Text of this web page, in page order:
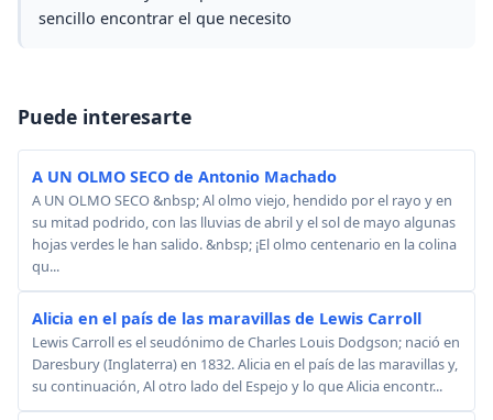
sencillo encontrar el que necesito
Puede interesarte
A UN OLMO SECO de Antonio Machado
A UN OLMO SECO &nbsp; Al olmo viejo, hendido por el rayo y en
su mitad podrido, con las lluvias de abril y el sol de mayo algunas
hojas verdes le han salido. &nbsp; ¡El olmo centenario en la colina
qu...
Alicia en el país de las maravillas de Lewis Carroll
Lewis Carroll es el seudónimo de Charles Louis Dodgson; nació en
Daresbury (Inglaterra) en 1832. Alicia en el país de las maravillas y,
su continuación, Al otro lado del Espejo y lo que Alicia encontr...